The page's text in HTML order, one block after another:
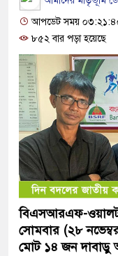
আপডেট সময় ০৩:২১:৪০
৮৫২ বার পড়া হয়েছে
বিএসআরএফ-
সোমবার (২৮
মোট ১৪ জন দাবাড়ু